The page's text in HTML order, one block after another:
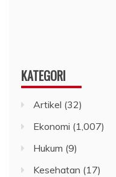
KATEGORI
Artikel (32)
Ekonomi (1,007)
Hukum (9)
Kesehatan (17)